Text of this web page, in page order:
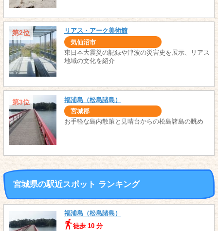
第2位 リアス・アーク美術館
気仙沼市
東日本大震災の記録や津波の災害史を展示、リアス
地域の文化を紹介
第3位 福浦島（松島諸島）
宮城郡
お手軽な島内散策と見晴台からの松島諸島の眺め
宮城県の駅近スポット ランキング
福浦島（松島諸島）
徒歩 10 分